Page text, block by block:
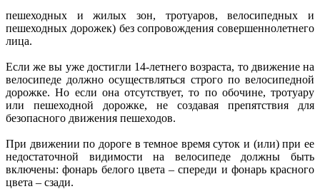
пешеходных и жилых зон, тротуаров, велосипедных и
пешеходных дорожек) без сопровождения совершеннолетнего
лица.
Если же вы уже достигли 14-летнего возраста, то движение на
велосипеде должно осуществляться строго по велосипедной
дорожке. Но если она отсутствует, то по обочине, тротуару
или пешеходной дорожке, не создавая препятствия для
безопасного движения пешеходов.
При движении по дороге в темное время суток и (или) при ее
недостаточной видимости на велосипеде должны быть
включены: фонарь белого цвета – спереди и фонарь красного
цвета – сзади.